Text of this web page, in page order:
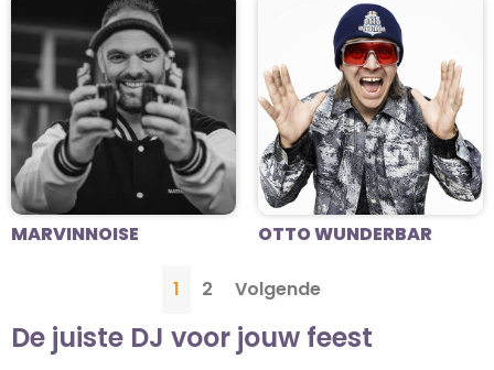
MARVINNOISE OTTO WUNDERBAR
1 2 Volgende
De juiste DJ voor jouw feest